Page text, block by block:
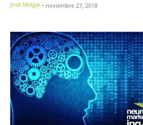
José Melgar - noviembre 27, 2018